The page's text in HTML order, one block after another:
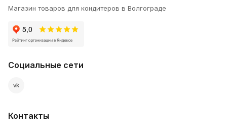
Магазин товаров для кондитеров в Волгограде
Социальные сети
vk
Контакты